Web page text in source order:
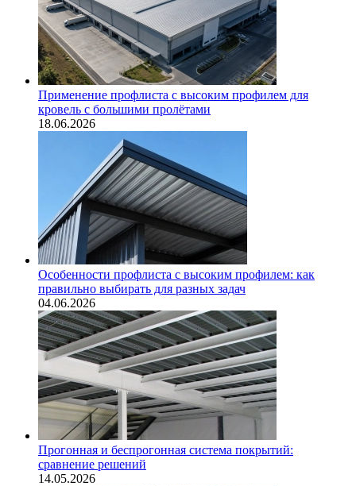
Применение профлиста с высоким профилем для
кровель с большими пролётами
18.06.2026
Особенности профлиста с высоким профилем: как
правильно выбирать для разных задач
04.06.2026
Прогонная и беспрогонная система покрытий:
сравнение решений
14.05.2026